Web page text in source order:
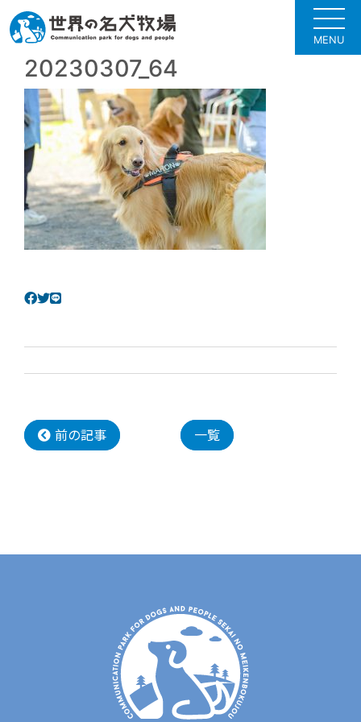
MENU
20230307_64
前の記事 一覧